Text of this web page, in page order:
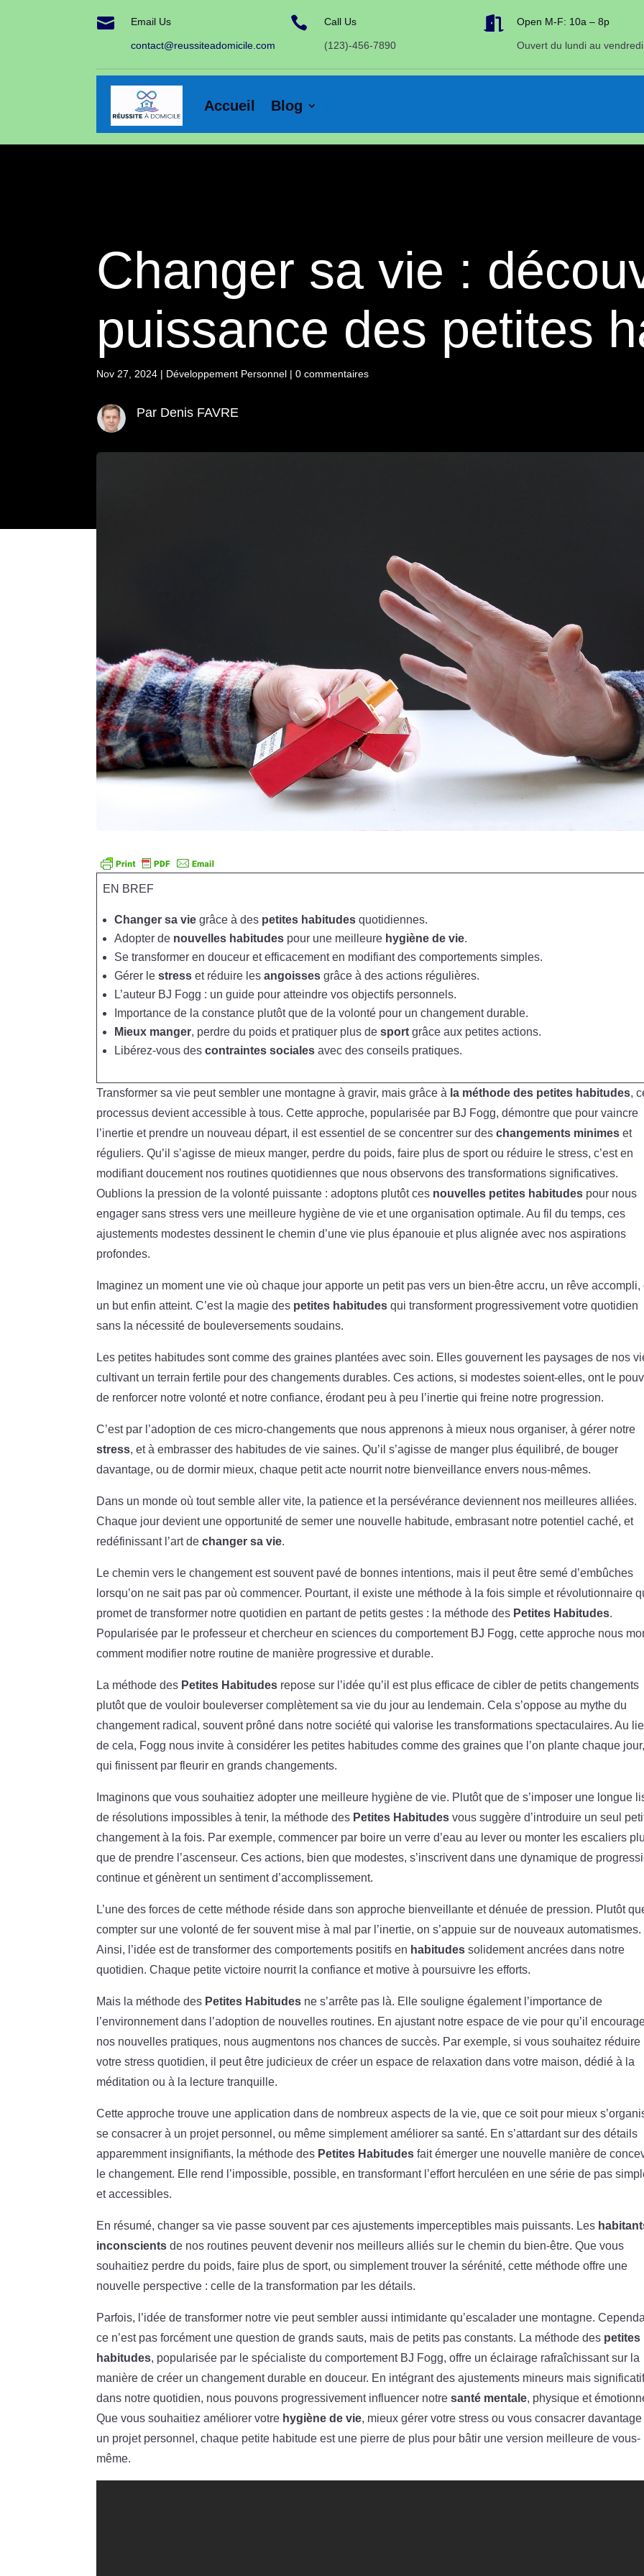
 Email Us
contact@reussiteadomicile.com
 Call Us
(123)-456-7890
 Open M-F: 10a – 8p
Ouvert du lundi au vendredi
Accueil Blog
Changer sa vie :
puissance des petites
Nov 27, 2024 | Développement Personnel |0 commentaires
Par Denis FAVRE
EN BREF
Changer sa vie grâce à des petites habitudes quotidiennes.
Adopter de nouvelles habitudes pour une meilleure hygiène de vie.
Se transformer en douceur et efficacement en modifiant des comportements simples.
Gérer lestress et réduire lesangoisses grâce à des actions régulières.
L’auteur BJ Fogg : un guide pour atteindre vos objectifs personnels.
Importance de la constance plutôt que de la volonté pour un changement durable.
Mieux manger, perdre du poids et pratiquer plus desport grâce aux petites actions.
Libérez-vous descontraintes sociales avec des conseils pratiques.
Transformer sa vie peut sembler une montagne à gravir, mais grâce à la méthode des petites habitudes,
processus devient accessible à tous. Cette approche, popularisée par BJ Fogg, démontre que pour vaincre
l’inertie et prendre un nouveau départ, il est essentiel de se concentrer sur deschangements minimes et
réguliers. Qu’il s’agisse de mieux manger, perdre du poids, faire plus de sport ou réduire le stress, c’est en
modifiant doucement nos routines quotidiennes que nous observons des transformations significatives.
Oublions la pression de la volonté puissante : adoptons plutôt ces nouvelles petites habitudes pour nous
engager sans stress vers une meilleure hygiène de vie et une organisation optimale. Au fil du temps, ces
ajustements modestes dessinent le chemin d’une vie plus épanouie et plus alignée avec nos aspirations
profondes.
Imaginez un moment une vie où chaque jour apporte un petit pas vers un bien-être accru, un rêve accompli,
un but enfin atteint. C’est la magie des petites habitudes qui transforment progressivement votre quotidien
sans la nécessité de bouleversements soudains.
Les petites habitudes sont comme des graines plantées avec soin. Elles gouvernent les paysages de nos
cultivant un terrain fertile pour des changements durables. Ces actions, si modestes soient-elles, ont le
de renforcer notre volonté et notre confiance, érodant peu à peu l’inertie qui freine notre progression.
C’est par l’adoption de ces micro-changements que nous apprenons à mieux nous organiser, à gérer notre
stress, et à embrasser des habitudes de vie saines. Qu’il s’agisse de manger plus équilibré, de bouger
davantage, ou de dormir mieux, chaque petit acte nourrit notre bienveillance envers nous-mêmes.
Dans un monde où tout semble aller vite, la patience et la persévérance deviennent nos meilleures alliées.
Chaque jour devient une opportunité de semer une nouvelle habitude, embrasant notre potentiel caché, et
redéfinissant l’art dechanger sa vie.
Le chemin vers le changement est souvent pavé de bonnes intentions, mais il peut être semé d’embûches
lorsqu’on ne sait pas par où commencer. Pourtant, il existe une méthode à la fois simple et révolutionnaire
promet de transformer notre quotidien en partant de petits gestes : la méthode des Petites Habitudes.
Popularisée par le professeur et chercheur en sciences du comportement BJ Fogg, cette approche nous
comment modifier notre routine de manière progressive et durable.
La méthode des Petites Habitudes repose sur l’idée qu’il est plus efficace de cibler de petits changements
plutôt que de vouloir bouleverser complètement sa vie du jour au lendemain. Cela s’oppose au mythe du
changement radical, souvent prôné dans notre société qui valorise les transformations spectaculaires. Au
de cela, Fogg nous invite à considérer les petites habitudes comme des graines que l’on plante chaque
qui finissent par fleurir en grands changements.
Imaginons que vous souhaitiez adopter une meilleure hygiène de vie. Plutôt que de s’imposer une longue
de résolutions impossibles à tenir, la méthode des Petites Habitudes vous suggère d’introduire un seul
changement à la fois. Par exemple, commencer par boire un verre d’eau au lever ou monter les escaliers
que de prendre l’ascenseur. Ces actions, bien que modestes, s’inscrivent dans une dynamique de
continue et génèrent un sentiment d’accomplissement.
L’une des forces de cette méthode réside dans son approche bienveillante et dénuée de pression. Plutôt
compter sur une volonté de fer souvent mise à mal par l’inertie, on s’appuie sur de nouveaux automatismes.
Ainsi, l’idée est de transformer des comportements positifs en habitudes solidement ancrées dans notre
quotidien. Chaque petite victoire nourrit la confiance et motive à poursuivre les efforts.
Mais la méthode des Petites Habitudes ne s’arrête pas là. Elle souligne également l’importance de
l’environnement dans l’adoption de nouvelles routines. En ajustant notre espace de vie pour qu’il
nos nouvelles pratiques, nous augmentons nos chances de succès. Par exemple, si vous souhaitez réduire
votre stress quotidien, il peut être judicieux de créer un espace de relaxation dans votre maison, dédié à la
méditation ou à la lecture tranquille.
Cette approche trouve une application dans de nombreux aspects de la vie, que ce soit pour mieux
se consacrer à un projet personnel, ou même simplement améliorer sa santé. En s’attardant sur des détails
apparemment insignifiants, la méthode des Petites Habitudes fait émerger une nouvelle manière de
le changement. Elle rend l’impossible, possible, en transformant l’effort herculéen en une série de pas
et accessibles.
En résumé, changer sa vie passe souvent par ces ajustements imperceptibles mais puissants. Les
inconscients de nos routines peuvent devenir nos meilleurs alliés sur le chemin du bien-être. Que vous
souhaitiez perdre du poids, faire plus de sport, ou simplement trouver la sérénité, cette méthode offre une
nouvelle perspective : celle de la transformation par les détails.
Parfois, l’idée de transformer notre vie peut sembler aussi intimidante qu’escalader une montagne.
ce n’est pas forcément une question de grands sauts, mais de petits pas constants. La méthode des petites
habitudes, popularisée par le spécialiste du comportement BJ Fogg, offre un éclairage rafraîchissant sur la
manière de créer un changement durable en douceur. En intégrant des ajustements mineurs mais
dans notre quotidien, nous pouvons progressivement influencer notresanté mentale, physique et
Que vous souhaitiez améliorer votre hygiène de vie, mieux gérer votre stress ou vous consacrer davantage
un projet personnel, chaque petite habitude est une pierre de plus pour bâtir une version meilleure de vous-
même.